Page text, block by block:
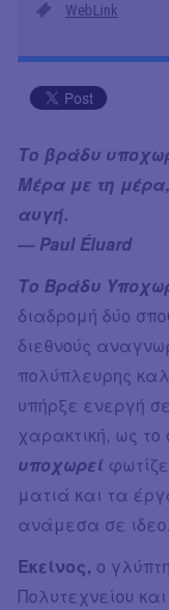
WebLink
Το βράδυ
Μέρα με τη
αυγή.
— Paul Éluard
Το Βράδυ
διαδρομή δύο
διεθνούς
πολύπλευρης
υπήρξε ενεργή
χαρακτική, ως
υποχωρεί
ματιά και τα
ανάμεσα σε
Εκείνος, ο
Πολυτεχνείου